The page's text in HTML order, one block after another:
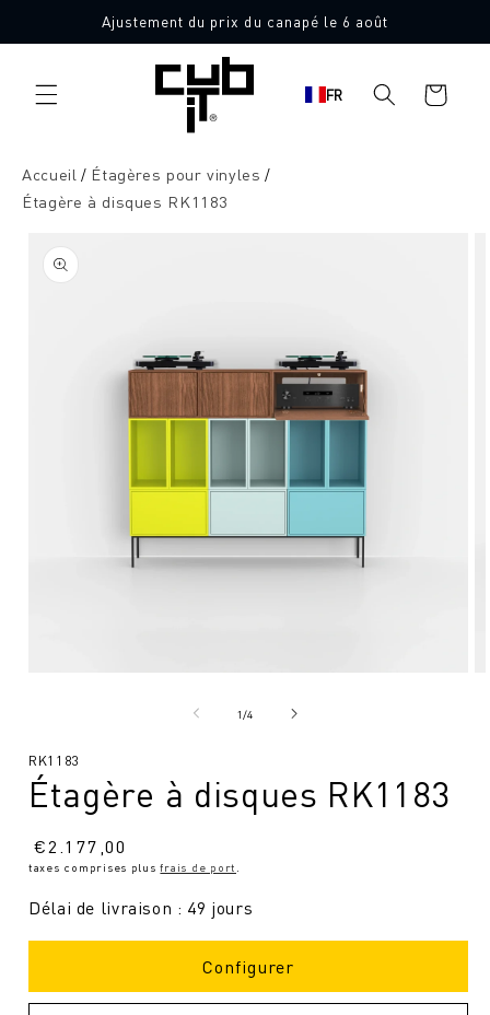
directement
au contenu
Ajustement du prix du canapé le 6 août
FR
Panier
d'achat
Accueil
Étagères pour vinyles
Étagère à disques RK1183
l'information
sur le
produit
modal
1/de4
SKU
RK1183
Étagère à disques RK1183
Prix
normal
€2.177,00
taxes comprises plusfrais de port
Délai de livraison : 49 jours
Configurer